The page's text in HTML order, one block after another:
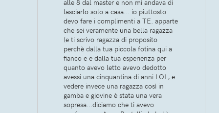
alle 8 dal master e non mi andava di
lasciarlo solo a casa... io piuttosto
devo fare i complimenti a TE. apparte
che sei veramente una bella ragazza
(e ti scrivo ragazza di proposito
perchè dalla tua piccola fotina qui a
fianco e e dalla tua esperienza per
quanto avevo letto avevo dedotto
avessi una cinquantina di anni LOL, e
vedere invece una ragazza così in
gamba e giovine è stata una vera
sopresa...diciamo che ti avevo